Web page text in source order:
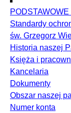
Standardy
św. Grzegorz
Historia naszej
Księża i
Kancelaria
Dokumenty
Obszar naszej
Numer konta